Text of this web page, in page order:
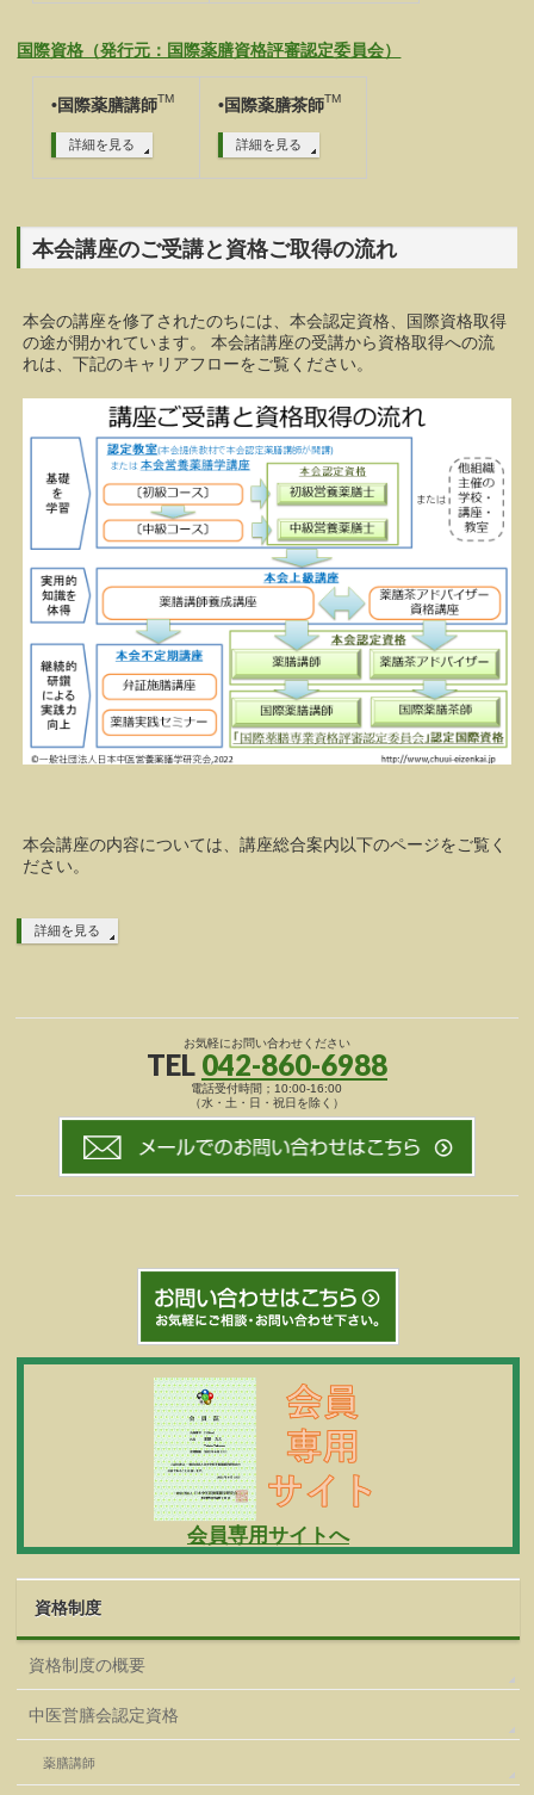
国際資格（発行元：国際薬膳資格評審認定委員会）
•国際薬膳講師TM
詳細を見る
•国際薬膳茶師TM
詳細を見る
本会講座のご受講と資格ご取得の流れ
本会の講座を修了されたのちには、本会認定資格、国際資格取得
の途が開かれています。 本会諸講座の受講から資格取得への流
れは、下記のキャリアフローをご覧ください。
本会講座の内容については、講座総合案内以下のページをご覧く
ださい。
詳細を見る
お気軽にお問い合わせください
TEL 042-860-6988
電話受付時間；10:00-16:00
（水・土・日・祝日を除く）
会員専用サイトへ
資格制度
資格制度の概要
中医営膳会認定資格
薬膳講師